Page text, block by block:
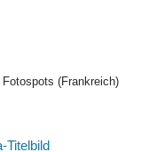
(Frankreich)